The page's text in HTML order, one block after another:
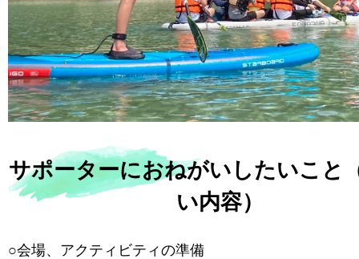
サポーターにおねがいしたいこと
い内容）
○会場、アクティビティの準備